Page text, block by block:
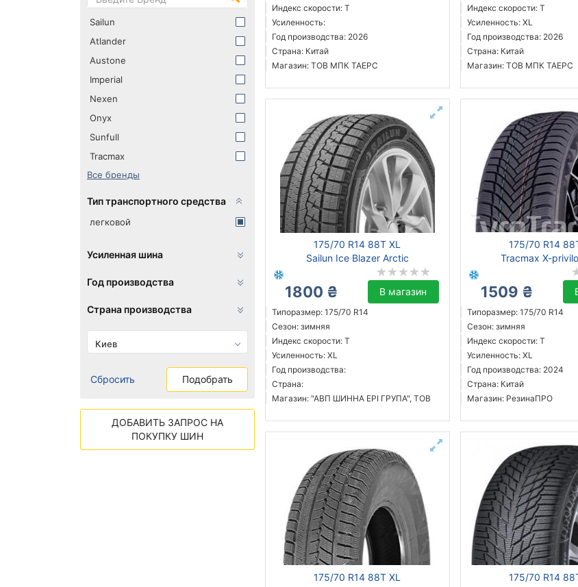
Индекс скорости: T
Усиленность:
Год производства: 2026
Страна: Китай
Магазин: ТОВ МПК ТАЕРС
Индекс скорости: T
Усиленность: XL
Год производства: 2026
Страна: Китай
Магазин: ТОВ МПК ТАЕРС
175/70 R14 88T XL
Sailun Ice Blazer Arctic
1800 ₴ В магазин
Типоразмер: 175/70 R14
Сезон: зимняя
Индекс скорости: T
Усиленность: XL
Год производства:
Страна:
Магазин: "АВП ШИННА ЕРІ ГРУПА", ТОВ
175/70 R14
Tracmax X-
1509 ₴
Типоразмер: 175/70 R14
Сезон: зимняя
Индекс скорости: T
Усиленность: XL
Год производства: 2024
Страна: Китай
Магазин: РезинаПРО
175/70 R14 88T XL
175/70 R14
Sailun
Atlander
Austone
Imperial
Nexen
Onyx
Sunfull
Tracmax
Все бренды
Тип транспортного средства
легковой
Усиленная шина
Год производства
Страна производства
Киев
Сбросить Подобрать
ДОБАВИТЬ ЗАПРОС НА
ПОКУПКУ ШИН